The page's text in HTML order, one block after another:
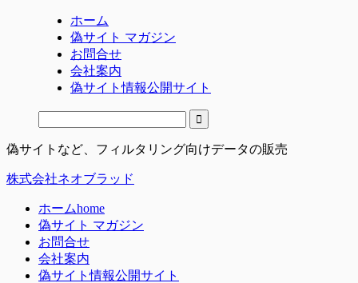
ホーム
偽サイト マガジン
お問合せ
会社案内
偽サイト情報公開サイト
偽サイトなど、フィルタリング向けデータの販売
株式会社ネオブラッド
ホームhome
偽サイト マガジン
お問合せ
会社案内
偽サイト情報公開サイト